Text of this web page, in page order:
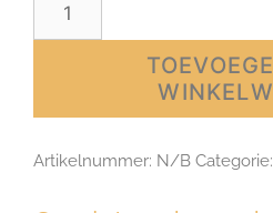
Artikelnummer: N/B Categorie: